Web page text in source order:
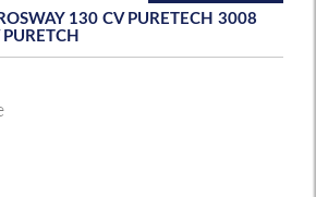
130 CV PURETECH 3008